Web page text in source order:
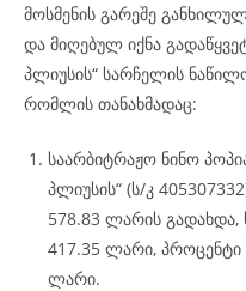
მოსმენის გარეშე
და მიღებულ იქნა
პლიუსის“ სარჩელის
რომლის თანახმადაც:
საარბიტრაჟო ნინო
პლიუსის“ (ს/კ
578.83 ლარის გადახდა,
417.35 ლარი, პროცენტი
ლარი.